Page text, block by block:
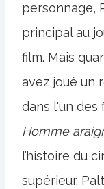
personnage,
principal au
film. Mais
avez joué un
dans l'un des
Homme
l’histoire du
supérieur.